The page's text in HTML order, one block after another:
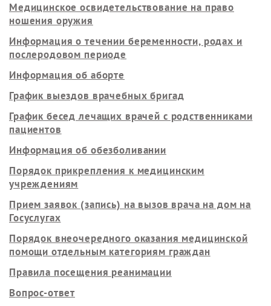
Медицинское освидетельствование на право
ношения оружия
Информация о течении беременности, родах и
послеродовом периоде
Информация об аборте
График выездов врачебных бригад
График бесед лечащих врачей с родственниками
пациентов
Информация об обезболивании
Порядок прикрепления к медицинским
учреждениям
Прием заявок (запись) на вызов врача на дом на
Госуслугах
Порядок внеочередного оказания медицинской
помощи отдельным категориям граждан
Правила посещения реанимации
Вопрос-ответ